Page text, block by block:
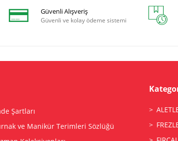
Güvenli Alışveriş
Güvenli ve kolay ödeme sistemi
Şartları
ve Manikür Terimleri Sözlüğü